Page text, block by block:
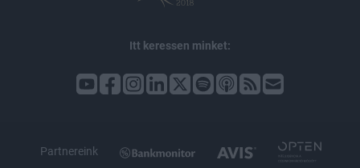
Itt keressen minket:
Partnereink